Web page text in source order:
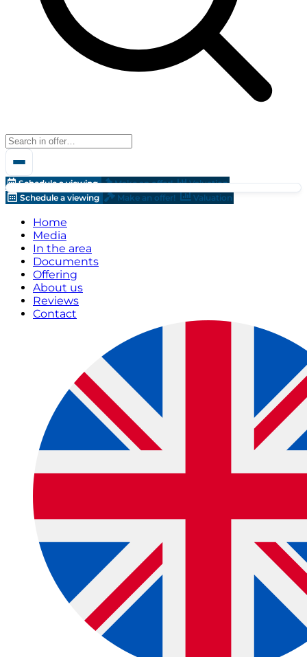
Schedule a viewing Make an offer!
Valuation
Schedule a viewing
Make an offer! Valuation
Home
Media
In the area
Documents
Offering
About us
Reviews
Contact